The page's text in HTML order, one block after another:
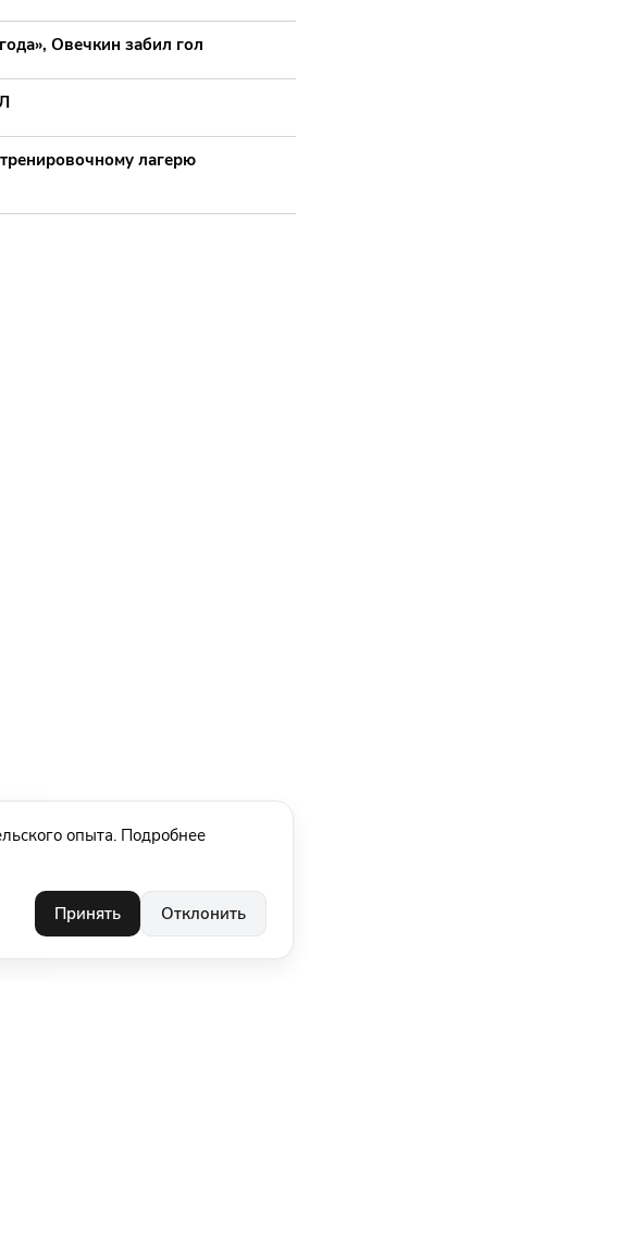
Овечкин забил гол
лагерю
опыта. Подробнее
Принять Отклонить